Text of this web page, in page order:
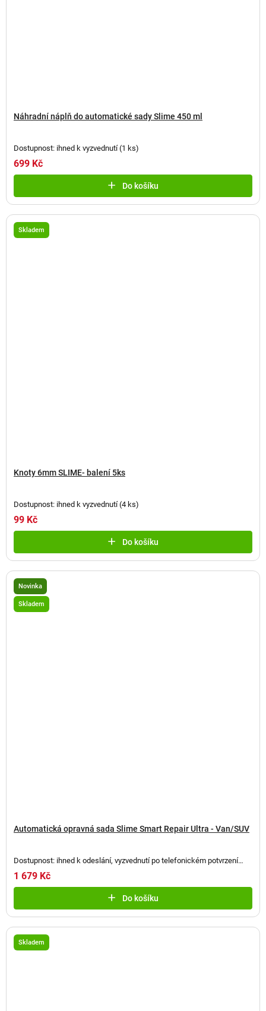
Náhradní náplň do automatické sady Slime 450 ml
Dostupnost: ihned k vyzvednutí(1 ks)
699 Kč
Do košíku
Skladem
Knoty 6mm SLIME- balení 5ks
Dostupnost: ihned k vyzvednutí(4 ks)
99 Kč
Do košíku
Novinka
Skladem
Automatická opravná sada Slime Smart Repair Ultra - Van/SUV
Dostupnost: ihned k odeslání, vyzvednutí po telefonickém potvrzení
(2 ks)
1 679 Kč
Do košíku
Skladem